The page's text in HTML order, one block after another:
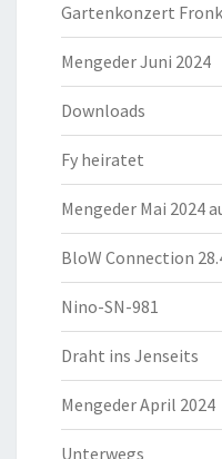
Gartenkonzert
Mengeder Juni 2024
Downloads
Fy heiratet
Mengeder Mai 2024
BloW Connection
Nino-SN-981
Draht ins Jenseits
Mengeder April 2024
Unterwegs